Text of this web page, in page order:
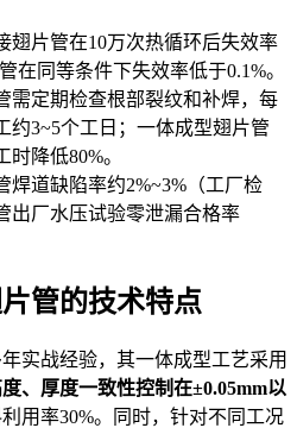
翅片管在10万次热循环后失效率
在同等条件下失效率低于0.1%。
需定期检查根部裂纹和补焊，每
约3~5个工日；一体成型翅片管
降低80%。
焊道缺陷率约2%~3%（工厂检
出厂水压试验零泄漏合格率
管的技术特点
实战经验，其一体成型工艺采用
、厚度一致性控制在±0.05mm以
用率30%。同时，针对不同工况